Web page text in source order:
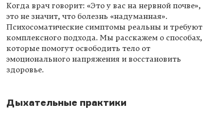
Когда врач говорит: «Это у вас на нервной почве»,
это не значит, что болезнь «надуманная».
Психосоматические симптомы реальны и требуют
комплексного подхода. Мы расскажем о способах,
которые помогут освободить тело от
эмоционального напряжения и восстановить
здоровье.
Дыхательные практики